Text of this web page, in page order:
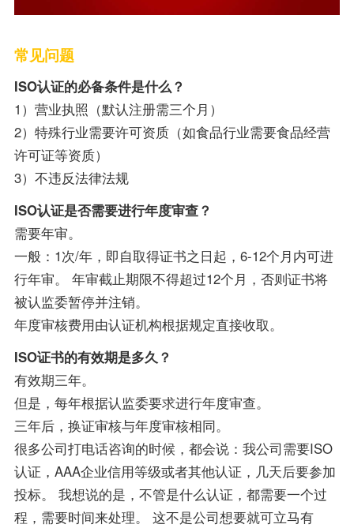
常见问题
ISO认证的必备条件是什么？
1）营业执照（默认注册需三个月）
2）特殊行业需要许可资质（如食品行业需要食品经营
许可证等资质）
3）不违反法律法规
ISO认证是否需要进行年度审查？
需要年审。
一般：1次/年，即自取得证书之日起，6-12个月内可进
行年审。 年审截止期限不得超过12个月，否则证书将
被认监委暂停并注销。
年度审核费用由认证机构根据规定直接收取。
ISO证书的有效期是多久？
有效期三年。
但是，每年根据认监委要求进行年度审查。
三年后，换证审核与年度审核相同。
很多公司打电话咨询的时候，都会说：我公司需要ISO
认证，AAA企业信用等级或者其他认证，几天后要参加
投标。 我想说的是，不管是什么认证，都需要一个过
程，需要时间来处理。 这不是公司想要就可立马有